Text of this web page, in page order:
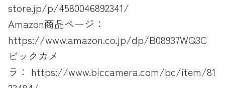
store.jp/p/4580046892341/
Amazon商品ページ：
https://www.amazon.co.jp/dp/B08937WQ3C
ビックカメ
ラ： https://www.biccamera.com/bc/item/81